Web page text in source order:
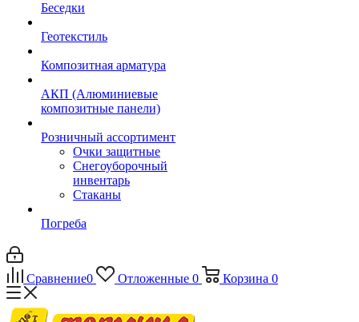
Беседки
Геотекстиль
Композитная арматура
АКП (Алюминиевые
композитные панели)
Розничный ассортимент
Очки защитные
Снегоуборочный
инвентарь
Стаканы
Погреба
Сравнение0 Отложенные 0 Корзина 0